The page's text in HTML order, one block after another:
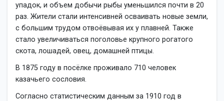
упадок, и объем добычи рыбы уменьшился почти в 20
раз. Жители стали интенсивней осваивать новые земли,
с большим трудом отвоёвывая их у плавней. Также
стало увеличиваться поголовье крупного рогатого
скота, лошадей, овец, домашней птицы.
В 1875 году в посёлке проживало 710 человек
казачьего сословия.
Согласно статистическим данным за 1910 год в